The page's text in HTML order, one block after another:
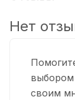
выбором
своим
Нет